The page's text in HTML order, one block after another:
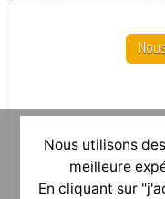
Nous utilisons
meilleure
En cliquant sur